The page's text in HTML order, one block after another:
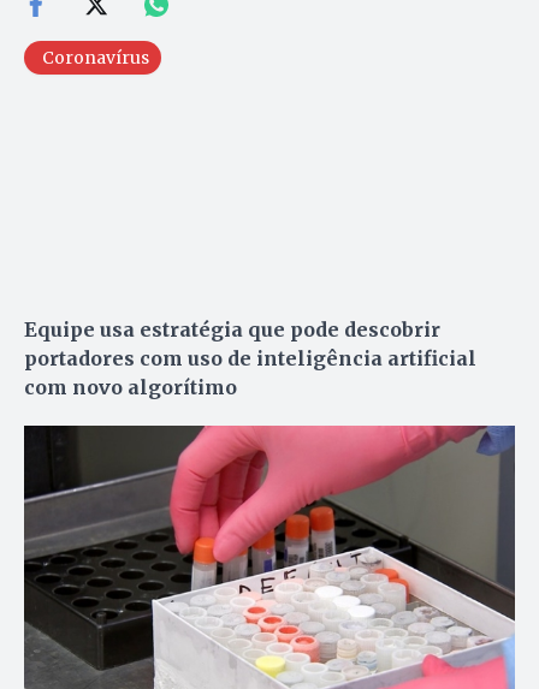
Coronavírus
Equipe usa estratégia que pode descobrir
portadores com uso de inteligência artificial
com novo algorítimo